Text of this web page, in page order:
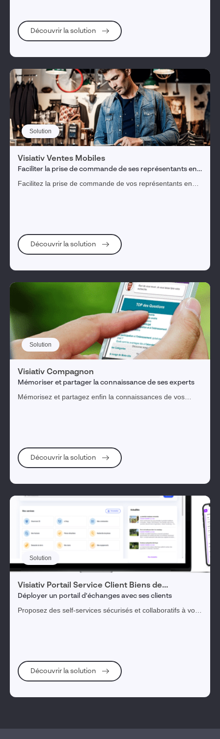
Découvrir la solution
Solution
Visiativ Ventes Mobiles
Faciliter la prise de commande de ses représentants en
showroom et sur le terrain
Facilitez la prise de commande de vos représentants en
Découvrir la solution
Solution
Visiativ Compagnon
Mémoriser et partager la connaissance de ses experts
Mémorisez et partagez enfin la connaissances de vos
Découvrir la solution
Solution
Visiativ Portail Service Client Biens de
consommation
Déployer un portail d'échanges avec ses clients​
Proposez des self-services sécurisés et collaboratifs à vos
Découvrir la solution